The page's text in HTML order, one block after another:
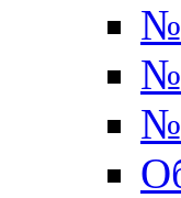
№
№
№